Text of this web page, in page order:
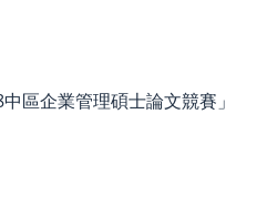
區企業管理碩士論文競賽」